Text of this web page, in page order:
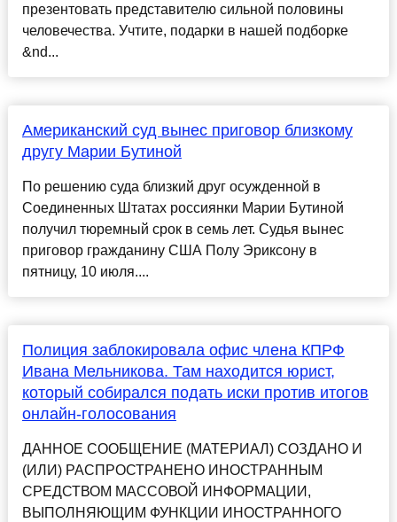
презентовать представителю сильной половины
человечества. Учтите, подарки в нашей подборке
&nd...
Американский суд вынес приговор близкому
другу Марии Бутиной
По решению суда близкий друг осужденной в
Соединенных Штатах россиянки Марии Бутиной
получил тюремный срок в семь лет. Судья вынес
приговор гражданину США Полу Эриксону в
пятницу, 10 июля....
Полиция заблокировала офис члена КПРФ
Ивана Мельникова. Там находится юрист,
который собирался подать иски против итогов
онлайн-голосования
ДАННОЕ СООБЩЕНИЕ (МАТЕРИАЛ) СОЗДАНО И
(ИЛИ) РАСПРОСТРАНЕНО ИНОСТРАННЫМ
СРЕДСТВОМ МАССОВОЙ ИНФОРМАЦИИ,
ВЫПОЛНЯЮЩИМ ФУНКЦИИ ИНОСТРАННОГО